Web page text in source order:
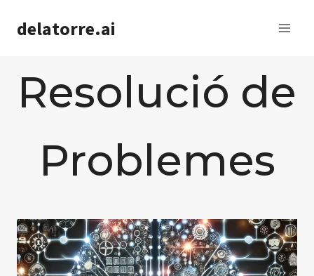
delatorre.ai
Resolució de
Problemes